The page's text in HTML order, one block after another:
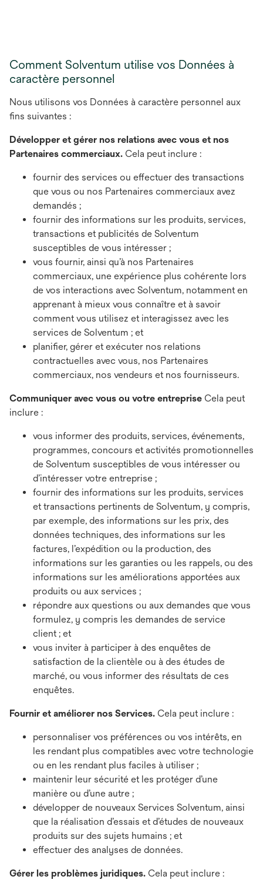
Comment Solventum utilise vos Données à
caractère personnel
Nous utilisons vos Données à caractère personnel aux
fins suivantes :
Développer et gérer nos relations avec vous et nos
Partenaires commerciaux. Cela peut inclure :
fournir des services ou effectuer des transactions
que vous ou nos Partenaires commerciaux avez
demandés ;
fournir des informations sur les produits, services,
transactions et publicités de Solventum
susceptibles de vous intéresser ;
vous fournir, ainsi qu’à nos Partenaires
commerciaux, une expérience plus cohérente lors
de vos interactions avec Solventum, notamment en
apprenant à mieux vous connaître et à savoir
comment vous utilisez et interagissez avec les
services de Solventum ; et
planifier, gérer et exécuter nos relations
contractuelles avec vous, nos Partenaires
commerciaux, nos vendeurs et nos fournisseurs.
Communiquer avec vous ou votre entreprise Cela peut
inclure :
vous informer des produits, services, événements,
programmes, concours et activités promotionnelles
de Solventum susceptibles de vous intéresser ou
d’intéresser votre entreprise ;
fournir des informations sur les produits, services
et transactions pertinents de Solventum, y compris,
par exemple, des informations sur les prix, des
données techniques, des informations sur les
factures, l’expédition ou la production, des
informations sur les garanties ou les rappels, ou des
informations sur les améliorations apportées aux
produits ou aux services ;
répondre aux questions ou aux demandes que vous
formulez, y compris les demandes de service
client ; et
vous inviter à participer à des enquêtes de
satisfaction de la clientèle ou à des études de
marché, ou vous informer des résultats de ces
enquêtes.
Fournir et améliorer nos Services. Cela peut inclure :
personnaliser vos préférences ou vos intérêts, en
les rendant plus compatibles avec votre technologie
ou en les rendant plus faciles à utiliser ;
maintenir leur sécurité et les protéger d’une
manière ou d’une autre ;
développer de nouveaux Services Solventum, ainsi
que la réalisation d’essais et d’études de nouveaux
produits sur des sujets humains ; et
effectuer des analyses de données.
Gérer les problèmes juridiques. Cela peut inclure :